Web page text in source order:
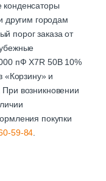
конденсаторы
другим городам
порог заказа от
пФ X7R 50В 10%
«Корзину» и
возникновении
покупки
59-84.